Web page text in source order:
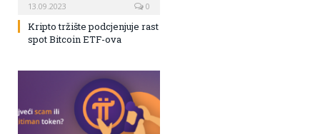
13.09.2023 0
Kripto tržište podcjenjuje rast
spot Bitcoin ETF-ova